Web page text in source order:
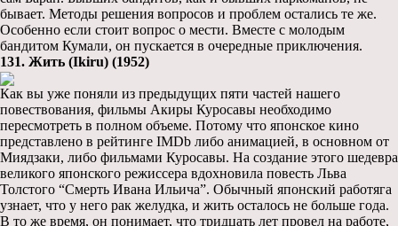
бывает. Методы решения вопросов и проблем остались те же.
Особенно если стоит вопрос о мести. Вместе с молодым
бандитом Кумали, он пускается в очередные приключения.
131. Жить (Ikiru) (1952)
Как вы уже поняли из предыдущих пяти частей нашего
повествования, фильмы Акиры Куросавы необходимо
пересмотреть в полном объеме. Потому что японское кино
представлено в рейтинге IMDb либо анимацией, в основном от
Миядзаки, либо фильмами Куросавы. На создание этого шедевра
великого японского режиссера вдохновила повесть Льва
Толстого “Смерть Ивана Ильича”. Обычный японский работяга
узнает, что у него рак желудка, и жить осталось не больше года.
В то же время, он понимает, что тридцать лет провел на работе,